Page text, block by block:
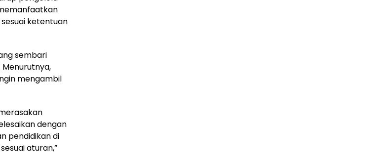
ketentuan
sembari
mengambil
dengan
pendidikan di
aturan,”